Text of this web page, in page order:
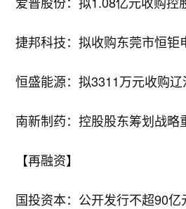
捷邦科技：拟收购东莞市恒钜
恒盛能源：拟3311万元收购
南新制药：控股股东筹划战略
【再融资】
国投资本：公开发行不超90